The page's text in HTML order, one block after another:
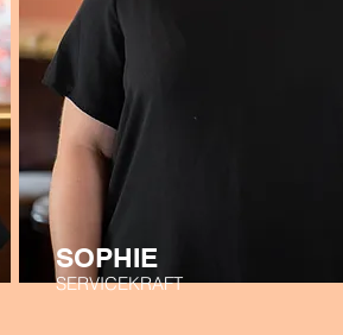
SOPHIE
SERVICEKRAFT